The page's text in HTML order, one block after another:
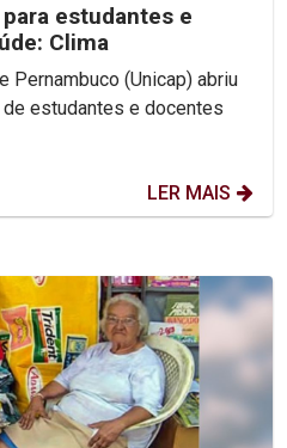
estudantes e
Clima
Pernambuco (Unicap) abriu
estudantes e docentes
LER MAIS